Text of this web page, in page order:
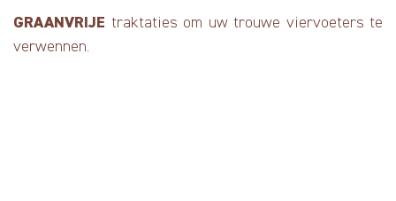
GRAANVRIJE traktaties om uw trouwe viervoeters te
verwennen.